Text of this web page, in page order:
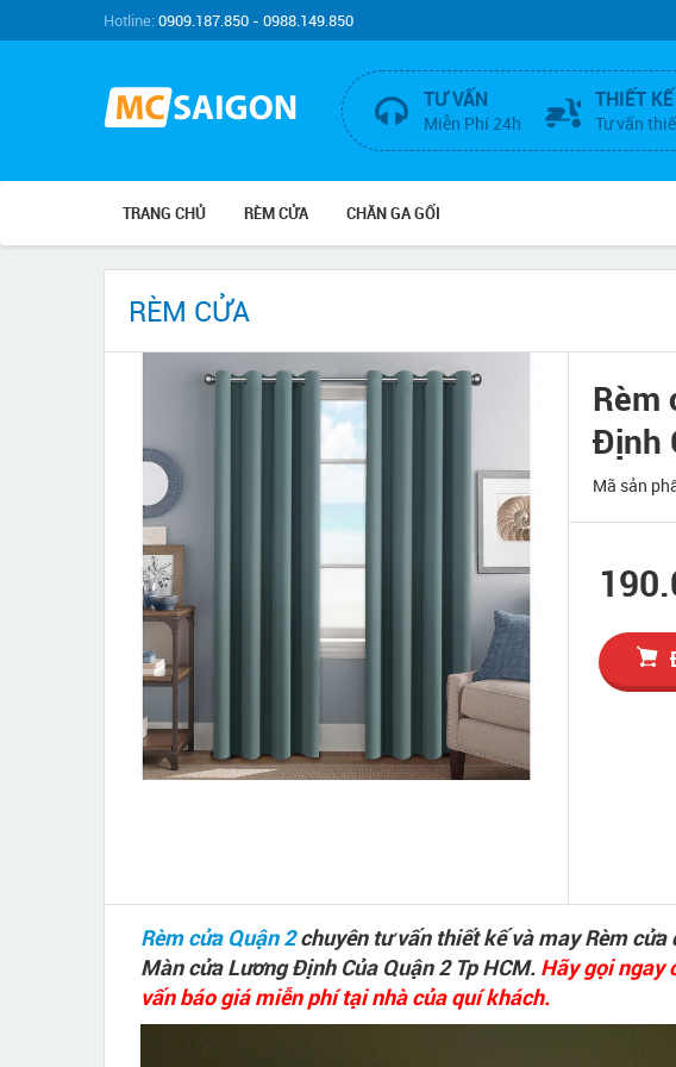
Hotline:0909.187.850 - 0988.149.850
TƯ VẤN
Miễn Phí 24h
THIẾT KẾ
Tư vấn
TRANG CHỦ RÈM CỬA CHĂN GA GỐI
RÈM CỬA
Rèm
Định
Mã sản
Rèm cửa Quận 2chuyên tư vấn thiết kế và may Rèm cửa
Màn cửa Lương Định Của Quận 2 Tp HCM. Hãy gọi ngay
vấn báo giá miễn phí tại nhà của quí khách.